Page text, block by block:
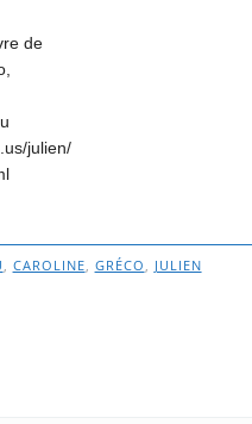
de
julien/
, CAROLINE, GRÉCO , JULIEN